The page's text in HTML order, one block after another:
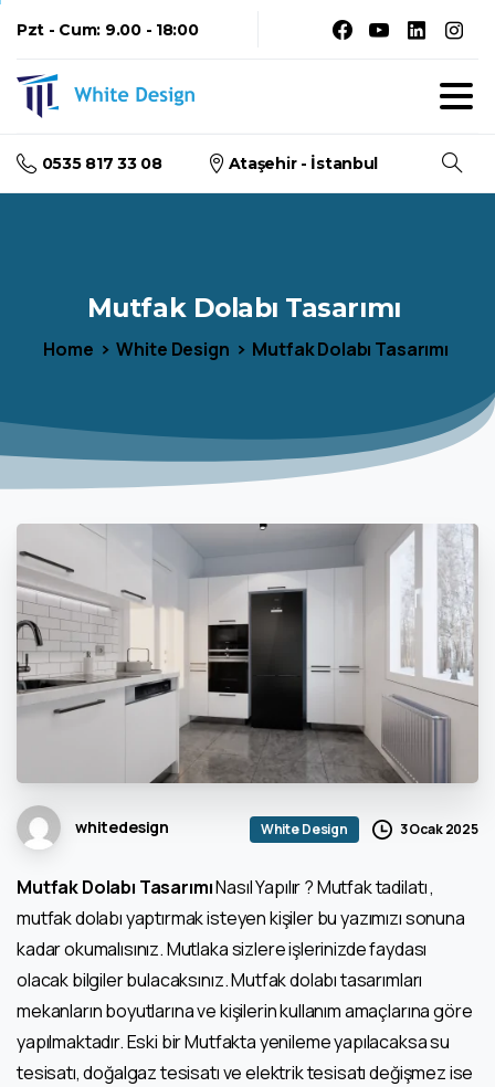
Pzt - Cum: 9.00 - 18:00
0535 817 33 08 Ataşehir - İstanbul
Arama
Mutfak Dolabı Tasarımı
Home White Design Mutfak Dolabı Tasarımı
whitedesign White Design 3 Ocak 2025
Mutfak Dolabı TasarımıNasıl Yapılır ? Mutfak tadilatı ,
mutfak dolabı yaptırmak isteyen kişiler bu yazımızı sonuna
kadar okumalısınız. Mutlaka sizlere işlerinizde faydası
olacak bilgiler bulacaksınız. Mutfak dolabı tasarımları
mekanların boyutlarına ve kişilerin kullanım amaçlarına göre
yapılmaktadır. Eski bir Mutfakta yenileme yapılacaksa su
tesisatı, doğalgaz tesisatı ve elektrik tesisatı değişmez ise